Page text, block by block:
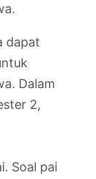
dapat
Dalam
2,
Soal pai